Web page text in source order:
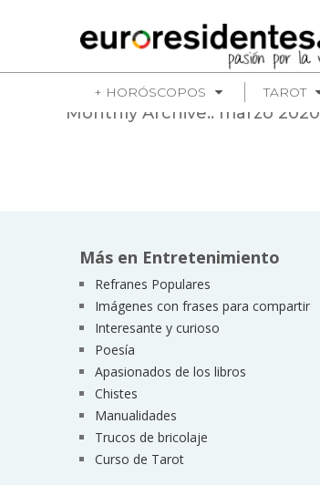
+ HORÓSCOPOS TAROT
Monthly Archive:: marzo 2020
Más en Entretenimiento
Refranes Populares
Imágenes con frases para compartir
Interesante y curioso
Poesía
Apasionados de los libros
Chistes
Manualidades
Trucos de bricolaje
Curso de Tarot